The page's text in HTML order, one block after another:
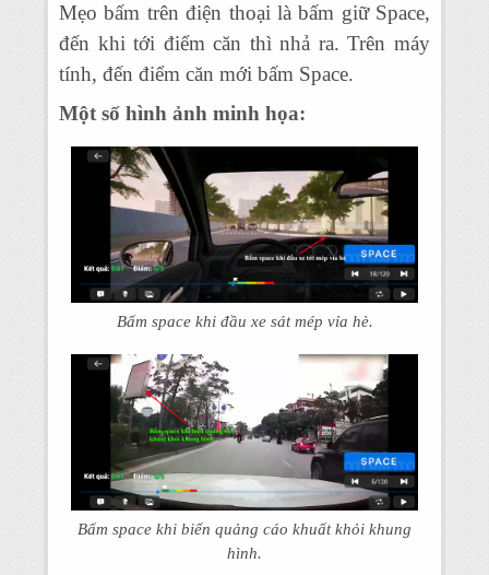
Mẹo bấm trên điện thoại là bấm giữ Space,
đến khi tới điểm căn thì nhả ra. Trên máy
tính, đến điểm căn mới bấm Space.
Một số hình ảnh minh họa:
Bấm space khi đầu xe sát mép vỉa hè.
Bấm space khi biển quảng cáo khuất khỏi khung
hình.